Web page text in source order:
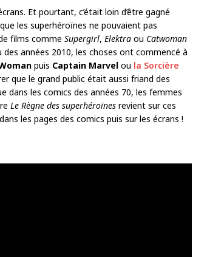
Et pourtant, c’était loin d’être gagné
les superhéroïnes ne pouvaient pas
films comme Supergirl, Elektra ou Catwoman
années 2010, les choses ont commencé à
puis Captain Marvel ou la Sorcière
que le grand public était aussi friand des
dans les comics des années 70, les femmes
Le Règne des superhéroïnes revient sur ces
les pages des comics puis sur les écrans !